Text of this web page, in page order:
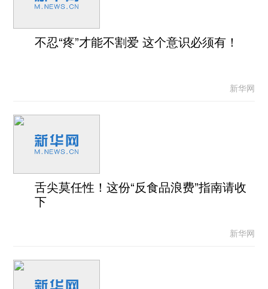
不忍“疼”才能不割爱 这个意识必须有！
新华网
舌尖莫任性！这份“反食品浪费”指南请收
下
新华网